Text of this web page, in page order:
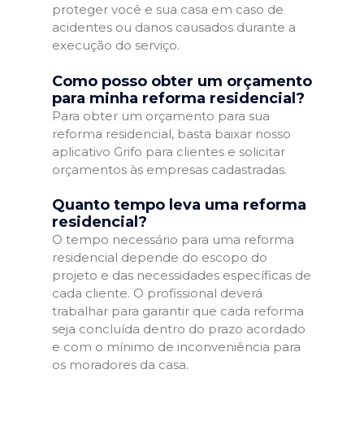
proteger você e sua casa em caso de
acidentes ou danos causados durante a
execução do serviço.
Como posso obter um orçamento
para minha reforma residencial?
Para obter um orçamento para sua
reforma residencial, basta baixar nosso
aplicativo Grifo para clientes e solicitar
orçamentos às empresas cadastradas.
Quanto tempo leva uma reforma
residencial?
O tempo necessário para uma reforma
residencial depende do escopo do
projeto e das necessidades específicas de
cada cliente. O profissional deverá
trabalhar para garantir que cada reforma
seja concluída dentro do prazo acordado
e com o mínimo de inconveniência para
os moradores da casa.